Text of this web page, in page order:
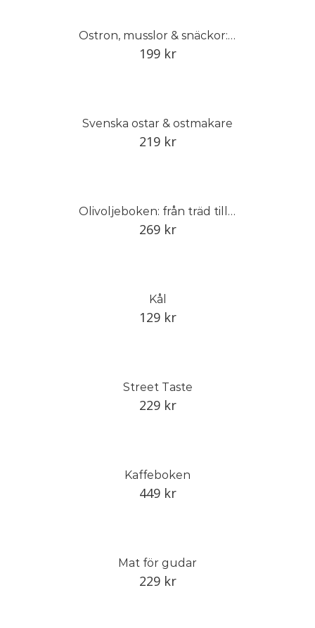
Ostron, musslor & snäckor: Recept, vett och värt att veta
199 kr
Svenska ostar & ostmakare
219 kr
Olivoljeboken: från träd till bord
269 kr
Kål
129 kr
Street Taste
229 kr
Kaffeboken
449 kr
Mat för gudar
229 kr